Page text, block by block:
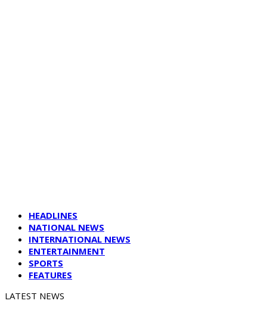
HEADLINES
NATIONAL NEWS
INTERNATIONAL NEWS
ENTERTAINMENT
SPORTS
FEATURES
LATEST NEWS